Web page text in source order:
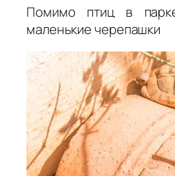
Помимо птиц в
маленькие черепашки